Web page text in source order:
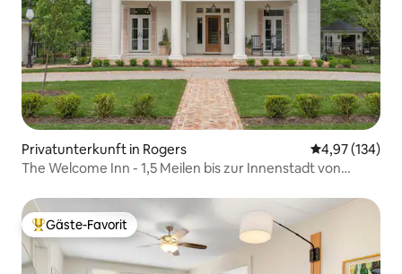
Privatunterkunft in Rogers
4,97 (134)
The Welcome Inn - 1,5 Meilen bis zur Innenstadt von
Beliebter Gäste-Favorit.
Gäste-Favorit